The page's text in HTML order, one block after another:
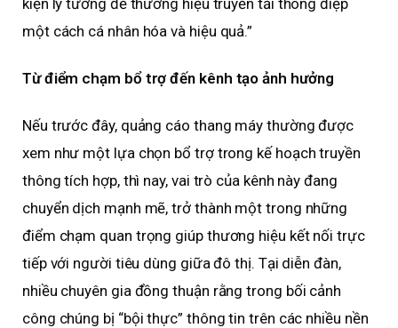
một cách cá nhân hóa và hiệu quả.”
Từ điểm chạm bổ trợ đến kênh tạo ảnh hưởng
Nếu trước đây, quảng cáo thang máy thường được
xem như một lựa chọn bổ trợ trong kế hoạch truyền
thông tích hợp, thì nay, vai trò của kênh này đang
chuyển dịch mạnh mẽ, trở thành một trong những
điểm chạm quan trọng giúp thương hiệu kết nối trực
tiếp với người tiêu dùng giữa đô thị. Tại diễn đàn,
nhiều chuyên gia đồng thuận rằng trong bối cảnh
công chúng bị “bội thực” thông tin trên các nhiều nền